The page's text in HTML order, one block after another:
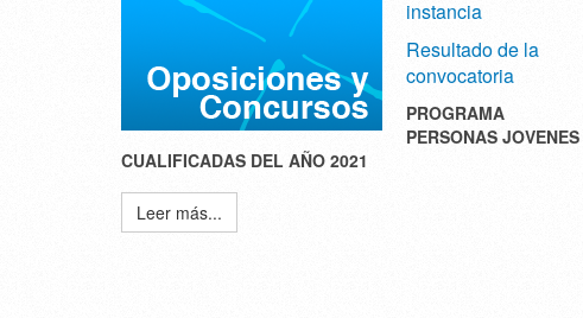
instancia
Resultado de la
convocatoria
PROGRAMA
PERSONAS JOVENES
CUALIFICADAS DEL AÑO 2021
Leer más...